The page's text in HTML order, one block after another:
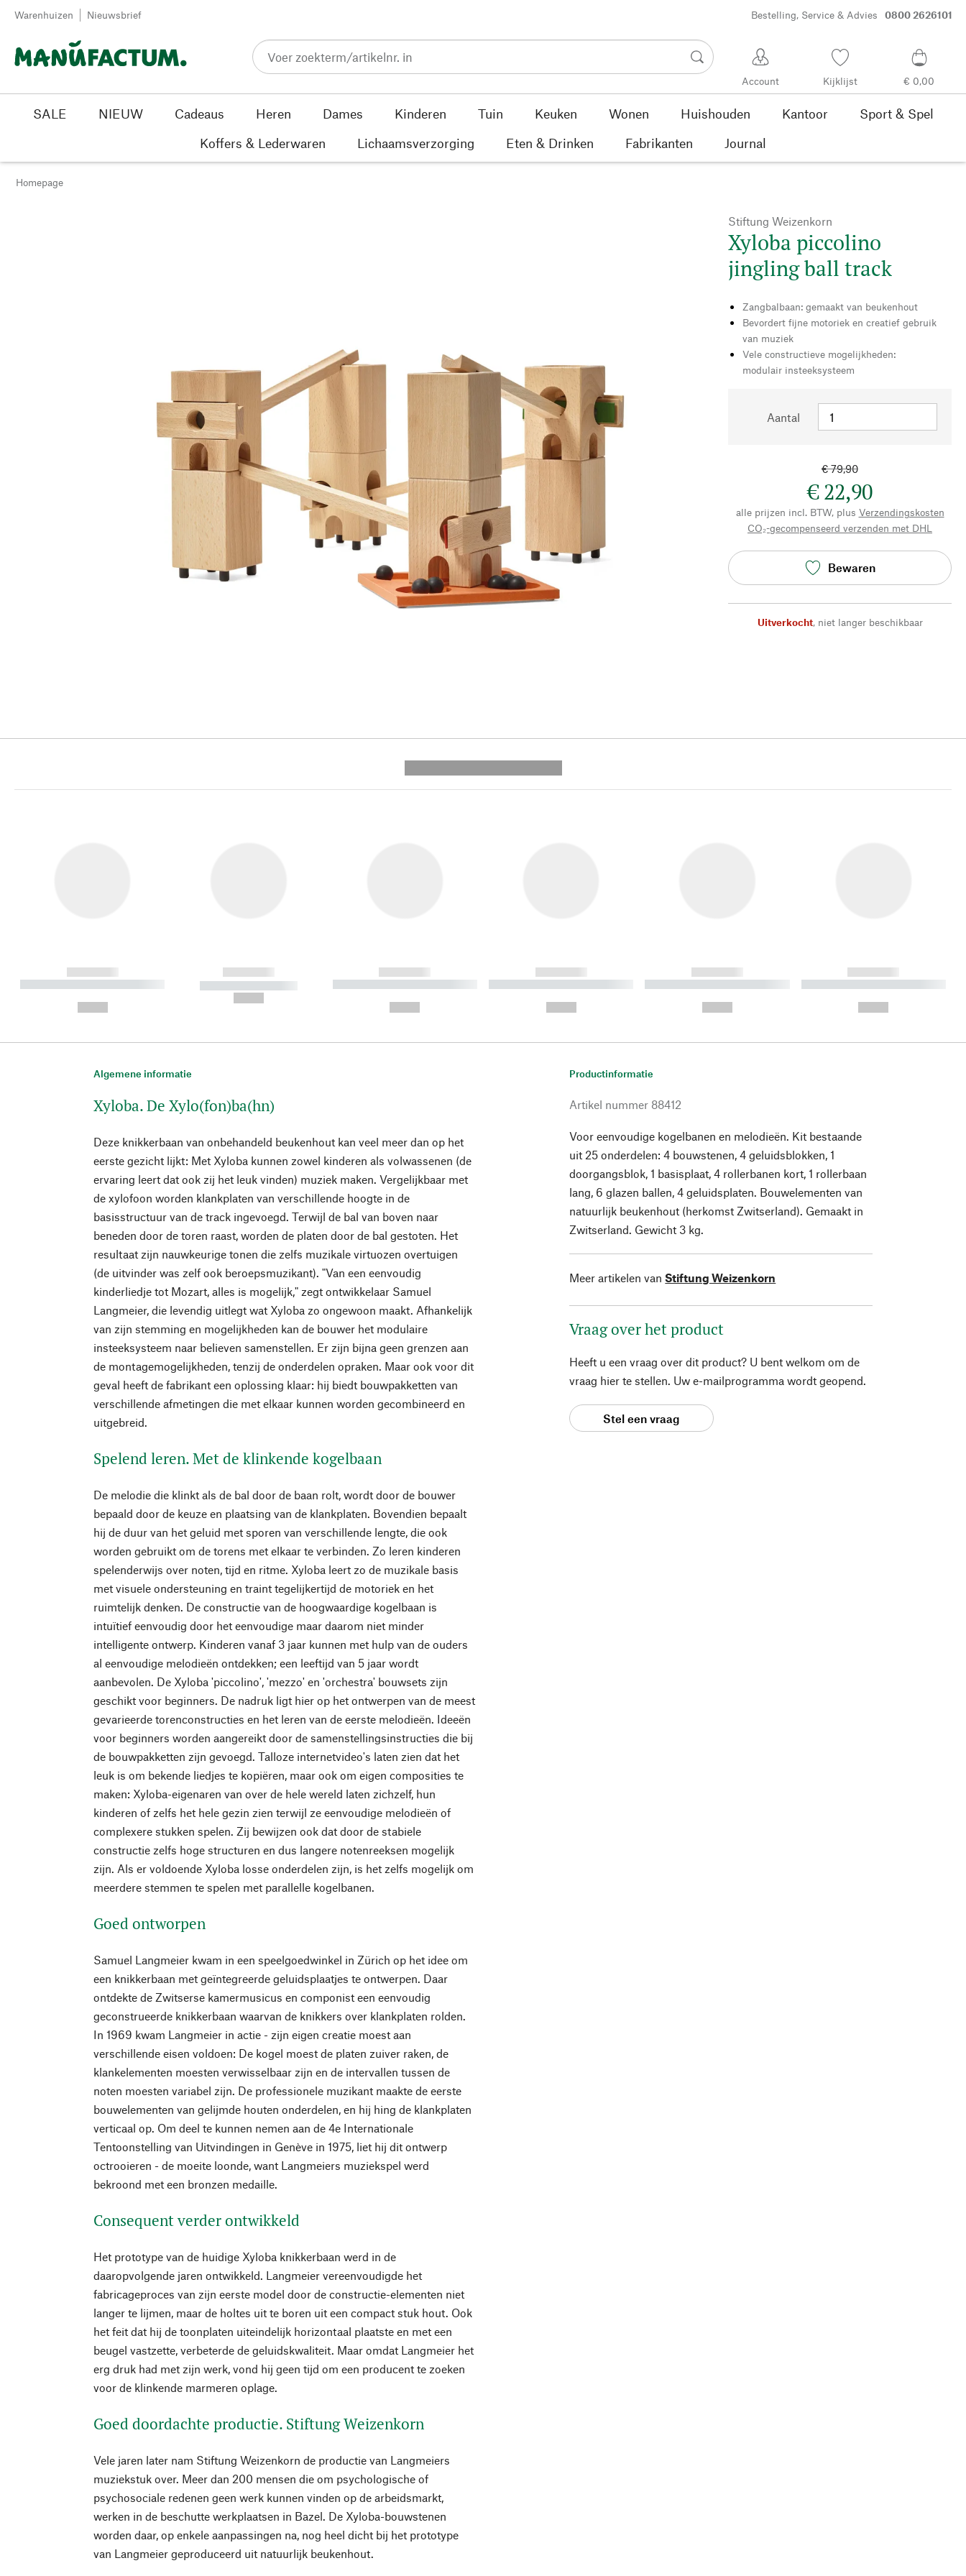
Passer au contenu
Warenhuizen Nieuwsbrief Bestelling, Service & Advies 0800 2626101
Account Kijklijst € 0,00
SALE NIEUW Cadeaus Heren Dames Kinderen Tuin Keuken Wonen Huishouden Kantoor
Sport & Spel
Koffers & Lederwaren
Lichaamsverzorging Eten & Drinken Fabrikanten Journal
Homepage
Stiftung Weizenkorn
Xyloba piccolino
jingling ball track
Zangbalbaan: gemaakt van beukenhout
Bevordert fijne motoriek en creatief gebruik
van muziek
Vele constructieve mogelijkheden:
modulair insteeksysteem
Aantal
€ 79,90
€ 22,90
alle prijzen incl. BTW, plus Verzendingskosten
CO₂-gecompenseerd verzenden met DHL
Bewaren
Uitverkocht, niet langer beschikbaar
------------
----------- ----------- ----------
------------
----------- -----------
------------
----------- ----------- ----------
------------
----------- ----------- ----------
------------
----------- ----------- ----------
------------
----------- ----------- ----------
Algemene informatie
Xyloba. De Xylo(fon)ba(hn)
Deze knikkerbaan van onbehandeld beukenhout kan veel meer dan op het
eerste gezicht lijkt: Met Xyloba kunnen zowel kinderen als volwassenen (de
ervaring leert dat ook zij het leuk vinden) muziek maken. Vergelijkbaar met
de xylofoon worden klankplaten van verschillende hoogte in de
basisstructuur van de track ingevoegd. Terwijl de bal van boven naar
beneden door de toren raast, worden de platen door de bal gestoten. Het
resultaat zijn nauwkeurige tonen die zelfs muzikale virtuozen overtuigen
(de uitvinder was zelf ook beroepsmuzikant). "Van een eenvoudig
kinderliedje tot Mozart, alles is mogelijk," zegt ontwikkelaar Samuel
Langmeier, die levendig uitlegt wat Xyloba zo ongewoon maakt. Afhankelijk
van zijn stemming en mogelijkheden kan de bouwer het modulaire
insteeksysteem naar believen samenstellen. Er zijn bijna geen grenzen aan
de montagemogelijkheden, tenzij de onderdelen opraken. Maar ook voor dit
geval heeft de fabrikant een oplossing klaar: hij biedt bouwpakketten van
verschillende afmetingen die met elkaar kunnen worden gecombineerd en
uitgebreid.
Spelend leren. Met de klinkende kogelbaan
De melodie die klinkt als de bal door de baan rolt, wordt door de bouwer
bepaald door de keuze en plaatsing van de klankplaten. Bovendien bepaalt
hij de duur van het geluid met sporen van verschillende lengte, die ook
worden gebruikt om de torens met elkaar te verbinden. Zo leren kinderen
spelenderwijs over noten, tijd en ritme. Xyloba leert zo de muzikale basis
met visuele ondersteuning en traint tegelijkertijd de motoriek en het
ruimtelijk denken. De constructie van de hoogwaardige kogelbaan is
intuïtief eenvoudig door het eenvoudige maar daarom niet minder
intelligente ontwerp. Kinderen vanaf 3 jaar kunnen met hulp van de ouders
al eenvoudige melodieën ontdekken; een leeftijd van 5 jaar wordt
aanbevolen. De Xyloba 'piccolino', 'mezzo' en 'orchestra' bouwsets zijn
geschikt voor beginners. De nadruk ligt hier op het ontwerpen van de meest
gevarieerde torenconstructies en het leren van de eerste melodieën. Ideeën
voor beginners worden aangereikt door de samenstellingsinstructies die bij
de bouwpakketten zijn gevoegd. Talloze internetvideo's laten zien dat het
leuk is om bekende liedjes te kopiëren, maar ook om eigen composities te
maken: Xyloba-eigenaren van over de hele wereld laten zichzelf, hun
kinderen of zelfs het hele gezin zien terwijl ze eenvoudige melodieën of
complexere stukken spelen. Zij bewijzen ook dat door de stabiele
constructie zelfs hoge structuren en dus langere notenreeksen mogelijk
zijn. Als er voldoende Xyloba losse onderdelen zijn, is het zelfs mogelijk om
meerdere stemmen te spelen met parallelle kogelbanen.
Goed ontworpen
Samuel Langmeier kwam in een speelgoedwinkel in Zürich op het idee om
een knikkerbaan met geïntegreerde geluidsplaatjes te ontwerpen. Daar
ontdekte de Zwitserse kamermusicus en componist een eenvoudig
geconstrueerde knikkerbaan waarvan de knikkers over klankplaten rolden.
In 1969 kwam Langmeier in actie - zijn eigen creatie moest aan
verschillende eisen voldoen: De kogel moest de platen zuiver raken, de
klankelementen moesten verwisselbaar zijn en de intervallen tussen de
noten moesten variabel zijn. De professionele muzikant maakte de eerste
bouwelementen van gelijmde houten onderdelen, en hij hing de klankplaten
verticaal op. Om deel te kunnen nemen aan de 4e Internationale
Tentoonstelling van Uitvindingen in Genève in 1975, liet hij dit ontwerp
octrooieren - de moeite loonde, want Langmeiers muziekspel werd
bekroond met een bronzen medaille.
Consequent verder ontwikkeld
Het prototype van de huidige Xyloba knikkerbaan werd in de
daaropvolgende jaren ontwikkeld. Langmeier vereenvoudigde het
fabricageproces van zijn eerste model door de constructie-elementen niet
langer te lijmen, maar de holtes uit te boren uit een compact stuk hout. Ook
het feit dat hij de toonplaten uiteindelijk horizontaal plaatste en met een
beugel vastzette, verbeterde de geluidskwaliteit. Maar omdat Langmeier het
erg druk had met zijn werk, vond hij geen tijd om een producent te zoeken
voor de klinkende marmeren oplage.
Goed doordachte productie. Stiftung Weizenkorn
Vele jaren later nam Stiftung Weizenkorn de productie van Langmeiers
muziekstuk over. Meer dan 200 mensen die om psychologische of
psychosociale redenen geen werk kunnen vinden op de arbeidsmarkt,
werken in de beschutte werkplaatsen in Bazel. De Xyloba-bouwstenen
worden daar, op enkele aanpassingen na, nog heel dicht bij het prototype
van Langmeier geproduceerd uit natuurlijk beukenhout.
Productinformatie
Artikel nummer 88412
Voor eenvoudige kogelbanen en melodieën. Kit bestaande
uit 25 onderdelen: 4 bouwstenen, 4 geluidsblokken, 1
doorgangsblok, 1 basisplaat, 4 rollerbanen kort, 1 rollerbaan
lang, 6 glazen ballen, 4 geluidsplaten. Bouwelementen van
natuurlijk beukenhout (herkomst Zwitserland). Gemaakt in
Zwitserland. Gewicht 3 kg.
Meer artikelen van Stiftung Weizenkorn
Vraag over het product
Heeft u een vraag over dit product? U bent welkom om de
vraag hier te stellen. Uw e-mailprogramma wordt geopend.
Stel een vraag